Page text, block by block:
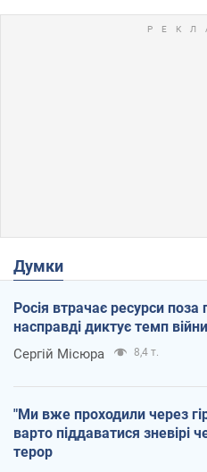
Думки
Росія втрачає ресурси
насправді диктує темп війни
Сергій Місюра 8,4 т.
"Ми вже проходили через
варто піддаватися зневірі
терор